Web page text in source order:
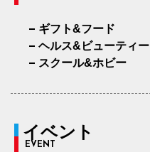
ギフト&フード
ヘルス&ビューティー
スクール&ホビー
イベント
EVENT